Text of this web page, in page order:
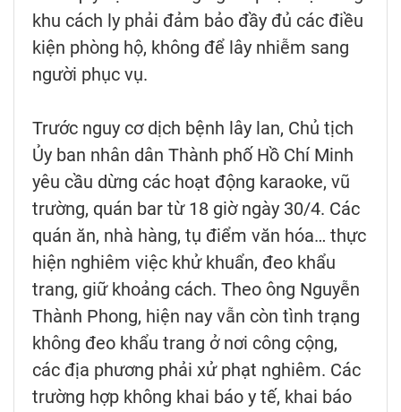
khu cách ly phải đảm bảo đầy đủ các điều
kiện phòng hộ, không để lây nhiễm sang
người phục vụ.
Trước nguy cơ dịch bệnh lây lan, Chủ tịch
Ủy ban nhân dân Thành phố Hồ Chí Minh
yêu cầu dừng các hoạt động karaoke, vũ
trường, quán bar từ 18 giờ ngày 30/4. Các
quán ăn, nhà hàng, tụ điểm văn hóa… thực
hiện nghiêm việc khử khuẩn, đeo khẩu
trang, giữ khoảng cách. Theo ông Nguyễn
Thành Phong, hiện nay vẫn còn tình trạng
không đeo khẩu trang ở nơi công cộng,
các địa phương phải xử phạt nghiêm. Các
trường hợp không khai báo y tế, khai báo